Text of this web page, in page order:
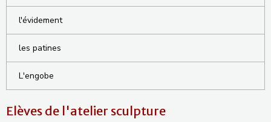
l'évidement
les patines
L'engobe
Elèves de l'atelier sculpture